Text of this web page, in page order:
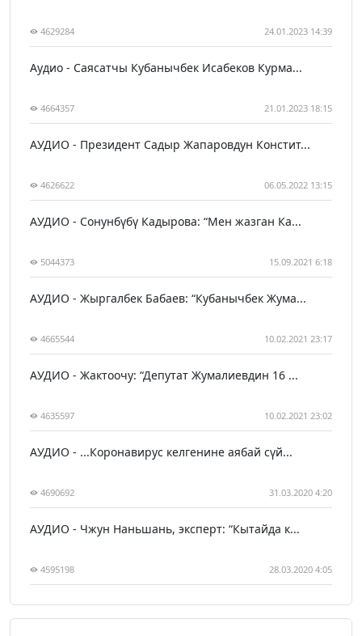
4629284 24.01.2023 14:39
Аудио - Саясатчы Кубанычбек Исабеков Курма...
4664357 21.01.2023 18:15
АУДИО - Президент Садыр Жапаровдун Констит...
4626622 06.05.2022 13:15
АУДИО - Сонунбүбү Кадырова: “Мен жазган Ка...
5044373 15.09.2021 6:18
АУДИО - Жыргалбек Бабаев: “Кубанычбек Жума...
4665544 10.02.2021 23:17
АУДИО - Жактоочу: “Депутат Жумалиевдин 16 ...
4635597 10.02.2021 23:02
АУДИО - ...Коронавирус келгенине аябай сүй...
4690692 31.03.2020 4:20
АУДИО - Чжун Наньшань, эксперт: “Кытайда к...
4595198 28.03.2020 4:05